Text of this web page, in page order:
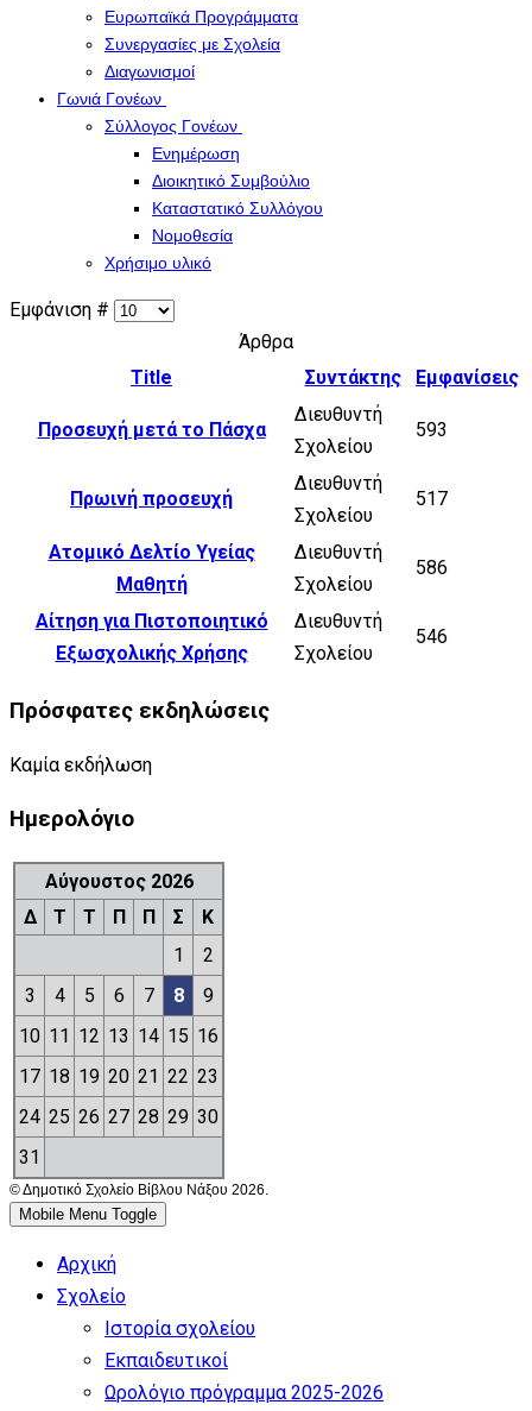
Ευρωπαϊκά Προγράμματα
Συνεργασίες με Σχολεία
Διαγωνισμοί
Γωνιά Γονέων
Σύλλογος Γονέων
Ενημέρωση
Διοικητικό Συμβούλιο
Καταστατικό Συλλόγου
Νομοθεσία
Χρήσιμο υλικό
Εμφάνιση #
Άρθρα
Title
Συντάκτης Εμφανίσεις
Προσευχή μετά το Πάσχα
Διευθυντή
Σχολείου
593
Πρωινή προσευχή
Διευθυντή
Σχολείου
517
Ατομικό Δελτίο Υγείας
Μαθητή
Διευθυντή
Σχολείου
586
Αίτηση για Πιστοποιητικό
Εξωσχολικής Xρήσης
Διευθυντή
Σχολείου
546
Πρόσφατες εκδηλώσεις
Καμία εκδήλωση
Ημερολόγιο
Αύγουστος 2026
Δ
Τ Τ Π Π Σ
Κ
1
2
3
4 5 6 7 8
9
10 11 12 13 14 15 16
17 18 19 20 21 22 23
24 25 26 27 28 29 30
31
© Δημοτικό Σχολείο Βίβλου Νάξου 2026.
Mobile Menu Toggle
Αρχική
Σχολείο
Ιστορία σχολείου
Εκπαιδευτικοί
Ωρολόγιο πρόγραμμα 2025-2026